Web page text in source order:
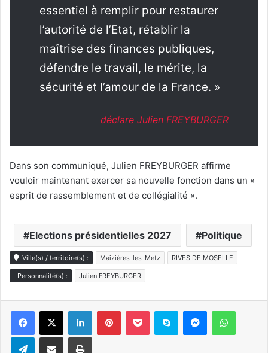
essentiel à remplir pour restaurer
l’autorité de l’Etat, rétablir la
maîtrise des finances publiques,
défendre le travail, le mérite, la
sécurité et l’amour de la France. »
déclare Julien FREYBURGER
Dans son communiqué, Julien FREYBURGER affirme
vouloir maintenant exercer sa nouvelle fonction dans un «
esprit de rassemblement et de collégialité ».
Elections présidentielles 2027 Politique
Ville(s) / territoire(s) : Maizières-les-Metz RIVES DE MOSELLE
Personnalité(s) : Julien FREYBURGER
LinkedinPinterestPocket Skype Messenger
TelegramPartager par e-mail Imprimer